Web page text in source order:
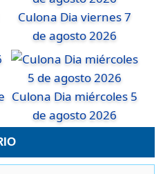
Culona Dia viernes 7
de agosto 2026
Culona Dia miércoles 5
de agosto 2026